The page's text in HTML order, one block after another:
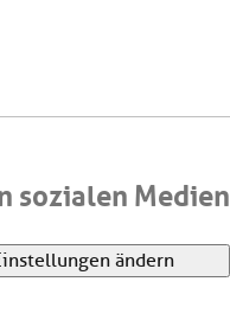
sozialen Medien
ändern